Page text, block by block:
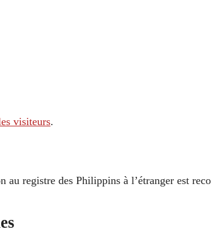
visiteurs.
registre des Philippins à l’étranger est